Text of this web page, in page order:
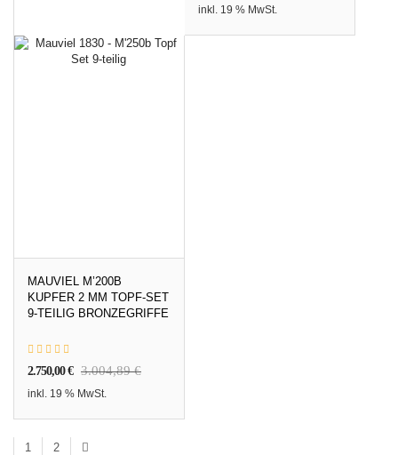
inkl. 19 % MwSt.
MAUVIEL M’200B
KUPFER 2 MM TOPF-SET
9-TEILIG BRONZEGRIFFE
2.750,00€ 3.004,89€
inkl. 19 % MwSt.
1 2